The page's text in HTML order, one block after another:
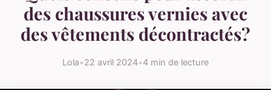
des chaussures vernies avec
des vêtements décontractés?
Lola•22 avril 2024•4 min de lecture